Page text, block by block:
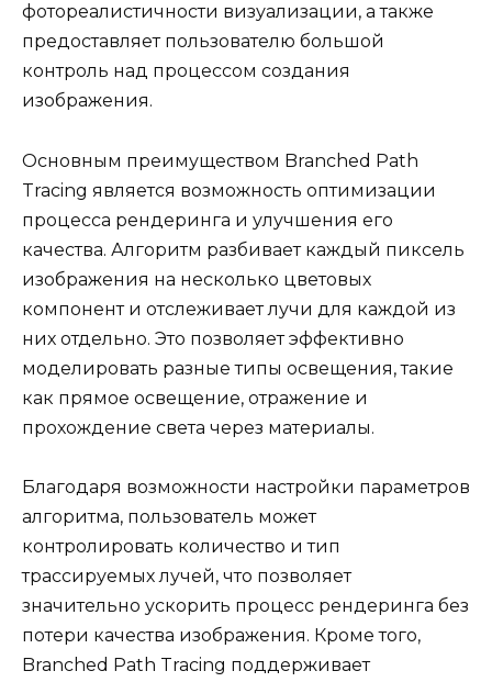
фотореалистичности визуализации, а также
предоставляет пользователю большой
контроль над процессом создания
изображения.
Основным преимуществом Branched Path
Tracing является возможность оптимизации
процесса рендеринга и улучшения его
качества. Алгоритм разбивает каждый пиксель
изображения на несколько цветовых
компонент и отслеживает лучи для каждой из
них отдельно. Это позволяет эффективно
моделировать разные типы освещения, такие
как прямое освещение, отражение и
прохождение света через материалы.
Благодаря возможности настройки параметров
алгоритма, пользователь может
контролировать количество и тип
трассируемых лучей, что позволяет
значительно ускорить процесс рендеринга без
потери качества изображения. Кроме того,
Branched Path Tracing поддерживает